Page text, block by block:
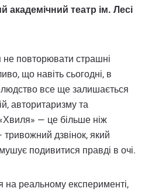
академічний театр ім. Лесі
повторювати страшні
що навіть сьогодні, в
людство все ще залишається
авторитаризму та
— це більше ніж
дзвінок, який
подивитися правді в очі.
на реальному експерименті,